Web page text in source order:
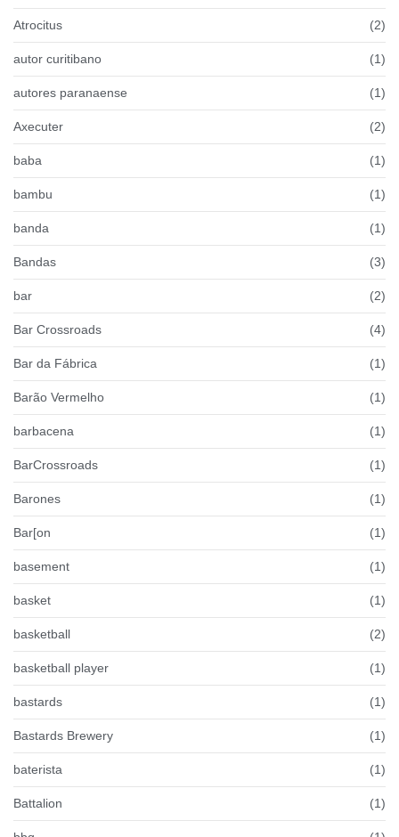
Atrocitus (2)
autor curitibano (1)
autores paranaense (1)
Axecuter (2)
baba (1)
bambu (1)
banda (1)
Bandas (3)
bar (2)
Bar Crossroads (4)
Bar da Fábrica (1)
Barão Vermelho (1)
barbacena (1)
BarCrossroads (1)
Barones (1)
Bar[on (1)
basement (1)
basket (1)
basketball (2)
basketball player (1)
bastards (1)
Bastards Brewery (1)
baterista (1)
Battalion (1)